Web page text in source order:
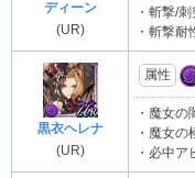
ディーン
(UR)
・斬撃/
・斬撃耐
黒衣ヘレナ
(UR)
属性
・魔女
・魔女
・必中